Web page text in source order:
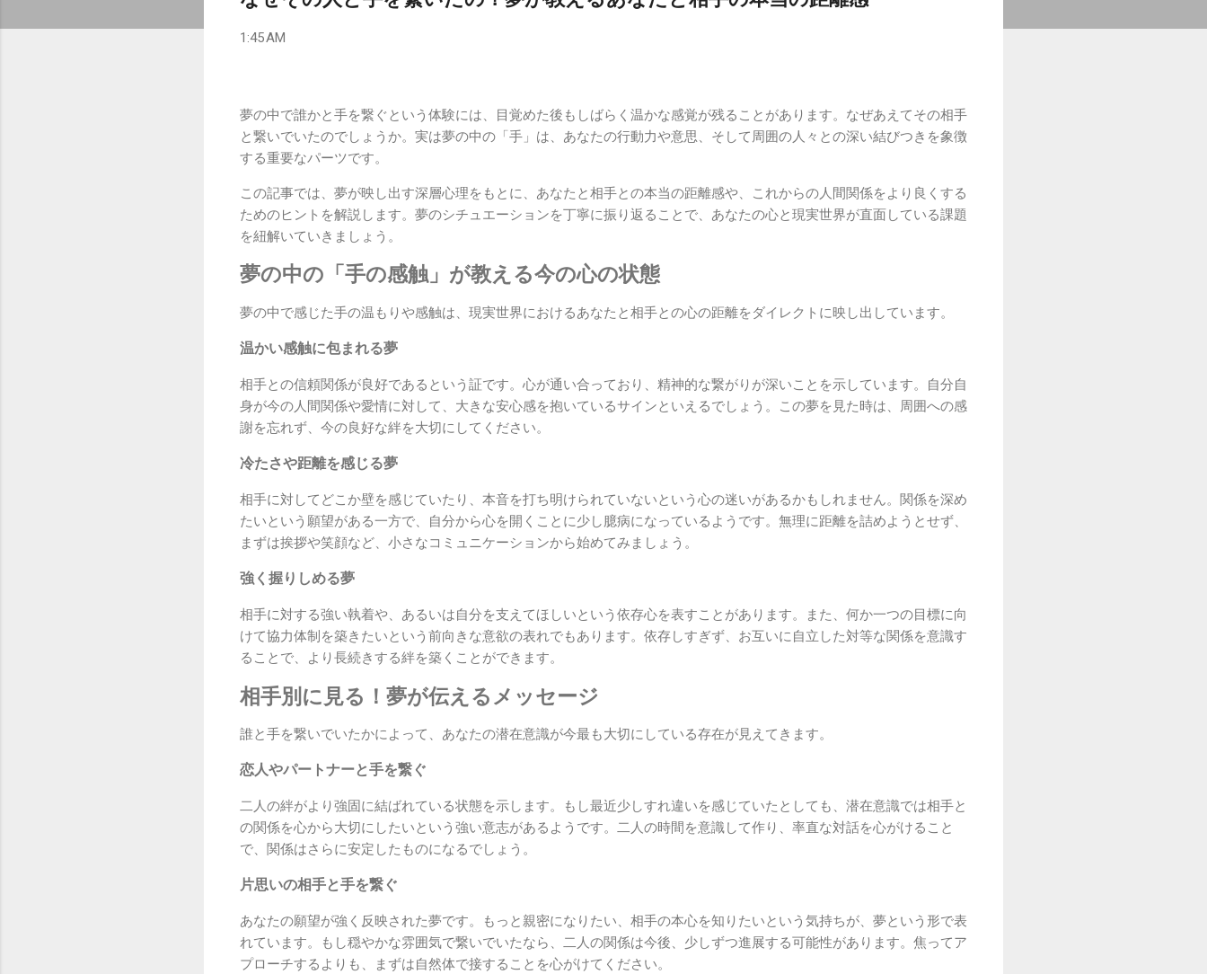
1:45 AM
夢の中で誰かと手を繋ぐという体験には、目覚めた後もしばらく温かな感覚が残ることがあります。なぜあえてその相手
と繋いでいたのでしょうか。実は夢の中の「手」は、あなたの行動力や意思、そして周囲の人々との深い結びつきを象徴
する重要なパーツです。
この記事では、夢が映し出す深層心理をもとに、あなたと相手との本当の距離感や、これからの人間関係をより良くする
ためのヒントを解説します。夢のシチュエーションを丁寧に振り返ることで、あなたの心と現実世界が直面している課題
を紐解いていきましょう。
夢の中の「手の感触」が教える今の心の状態
夢の中で感じた手の温もりや感触は、現実世界におけるあなたと相手との心の距離をダイレクトに映し出しています。
温かい感触に包まれる夢
相手との信頼関係が良好であるという証です。心が通い合っており、精神的な繋がりが深いことを示しています。自分自
身が今の人間関係や愛情に対して、大きな安心感を抱いているサインといえるでしょう。この夢を見た時は、周囲への感
謝を忘れず、今の良好な絆を大切にしてください。
冷たさや距離を感じる夢
相手に対してどこか壁を感じていたり、本音を打ち明けられていないという心の迷いがあるかもしれません。関係を深め
たいという願望がある一方で、自分から心を開くことに少し臆病になっているようです。無理に距離を詰めようとせず、
まずは挨拶や笑顔など、小さなコミュニケーションから始めてみましょう。
強く握りしめる夢
相手に対する強い執着や、あるいは自分を支えてほしいという依存心を表すことがあります。また、何か一つの目標に向
けて協力体制を築きたいという前向きな意欲の表れでもあります。依存しすぎず、お互いに自立した対等な関係を意識す
ることで、より長続きする絆を築くことができます。
相手別に見る！夢が伝えるメッセージ
誰と手を繋いでいたかによって、あなたの潜在意識が今最も大切にしている存在が見えてきます。
恋人やパートナーと手を繋ぐ
二人の絆がより強固に結ばれている状態を示します。もし最近少しすれ違いを感じていたとしても、潜在意識では相手と
の関係を心から大切にしたいという強い意志があるようです。二人の時間を意識して作り、率直な対話を心がけること
で、関係はさらに安定したものになるでしょう。
片思いの相手と手を繋ぐ
あなたの願望が強く反映された夢です。もっと親密になりたい、相手の本心を知りたいという気持ちが、夢という形で表
れています。もし穏やかな雰囲気で繋いでいたなら、二人の関係は今後、少しずつ進展する可能性があります。焦ってア
プローチするよりも、まずは自然体で接することを心がけてください。